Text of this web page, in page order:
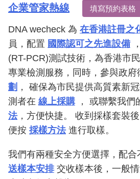
企業管家熱線 填寫預約表格
DNA wecheck 為 在香港註冊之
員，配置 國際認可之先進設備
(RT-PCR)測試技術，為香港市
專業檢測服務，同時，參與政府
劃 ， 確保為市民提供高質素新
測者在 線上採購 ， 或聯繫我
法，方便快捷。 收到採樣套裝
便按 採樣方法進行取樣。
我們有兩種安全方便選擇，配
送樣本安排交收樣本後，一般